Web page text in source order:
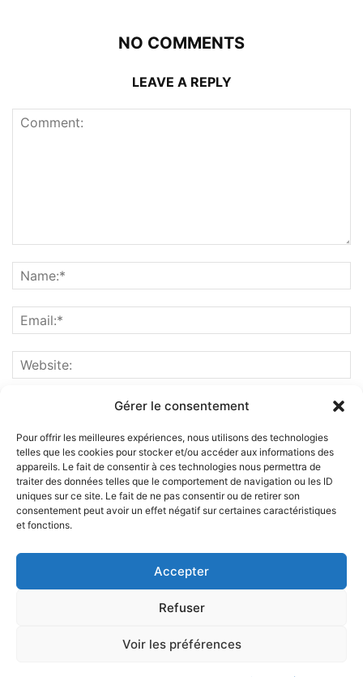
Gérer le consentement
Pour offrir les meilleures expériences, nous utilisons des technologies
telles que les cookies pour stocker et/ou accéder aux informations des
appareils. Le fait de consentir à ces technologies nous permettra de
traiter des données telles que le comportement de navigation ou les ID
uniques sur ce site. Le fait de ne pas consentir ou de retirer son
consentement peut avoir un effet négatif sur certaines caractéristiques
et fonctions.
Accepter
Refuser
Voir les préférences
NO COMMENTS
LEAVE A REPLY
ABOUT US
FOLLOW US